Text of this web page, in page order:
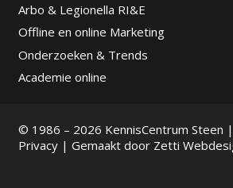
Arbo & Legionella RI&E
Offline en online Marketing
Onderzoeken & Trends
Academie online
© 1986 – 2026 KennisCentrum Steen |
Privacy| Gemaakt door Zetti